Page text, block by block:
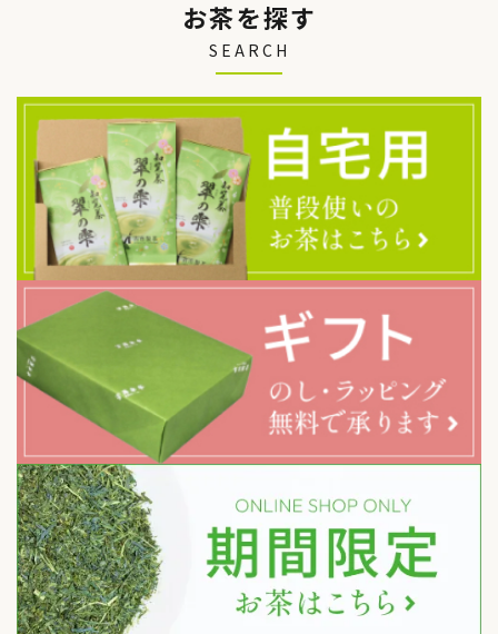
お茶を探す
SEARCH